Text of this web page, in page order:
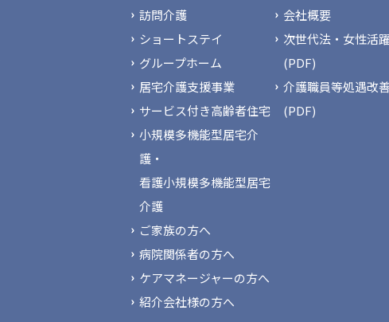
訪問介護
ショートステイ
グループホーム
居宅介護支援事業
サービス付き高齢者住宅
小規模多機能型居宅介
護・
看護小規模多機能型居宅
介護
ご家族の方へ
病院関係者の方へ
ケアマネージャーの方へ
紹介会社様の方へ
会社概要
次世代法・女性活
(PDF)
介護職員等処遇改
(PDF)